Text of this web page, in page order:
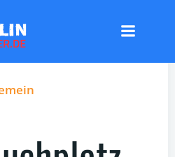
Inhalt
springen